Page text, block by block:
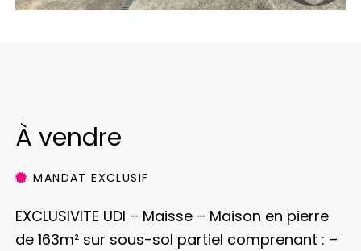
À vendre
MANDAT EXCLUSIF
EXCLUSIVITE UDI – Maisse – Maison en pierre
de 163m² sur sous-sol partiel comprenant : –